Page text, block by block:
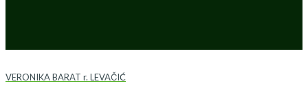
VERONIKA BARAT r. LEVAČIĆ